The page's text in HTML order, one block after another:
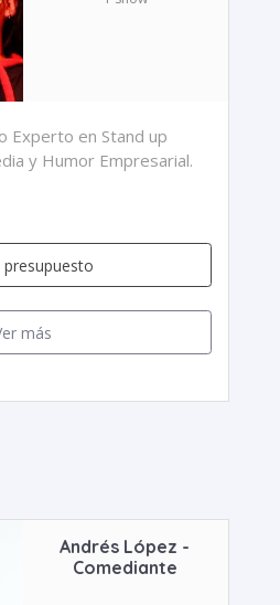
Experto en Stand up
y Humor Empresarial.
presupuesto
más
Andrés López -
Comediante